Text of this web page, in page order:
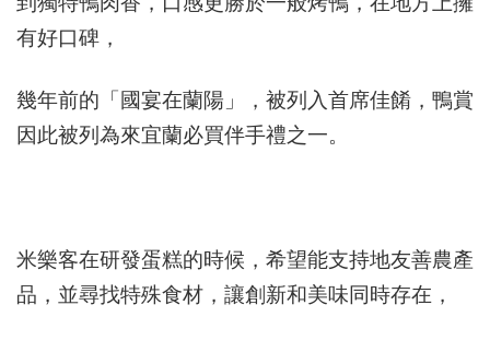
有好口碑，
幾年前的「國宴在蘭陽」，被列入首席佳餚，鴨賞
因此被列為來宜蘭必買伴手禮之一。
米樂客在研發蛋糕的時候，希望能支持地友善農產
品，並尋找特殊食材，讓創新和美味同時存在，